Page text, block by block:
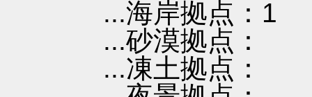
...海岸拠点：1
...砂漠拠点：
...凍土拠点：